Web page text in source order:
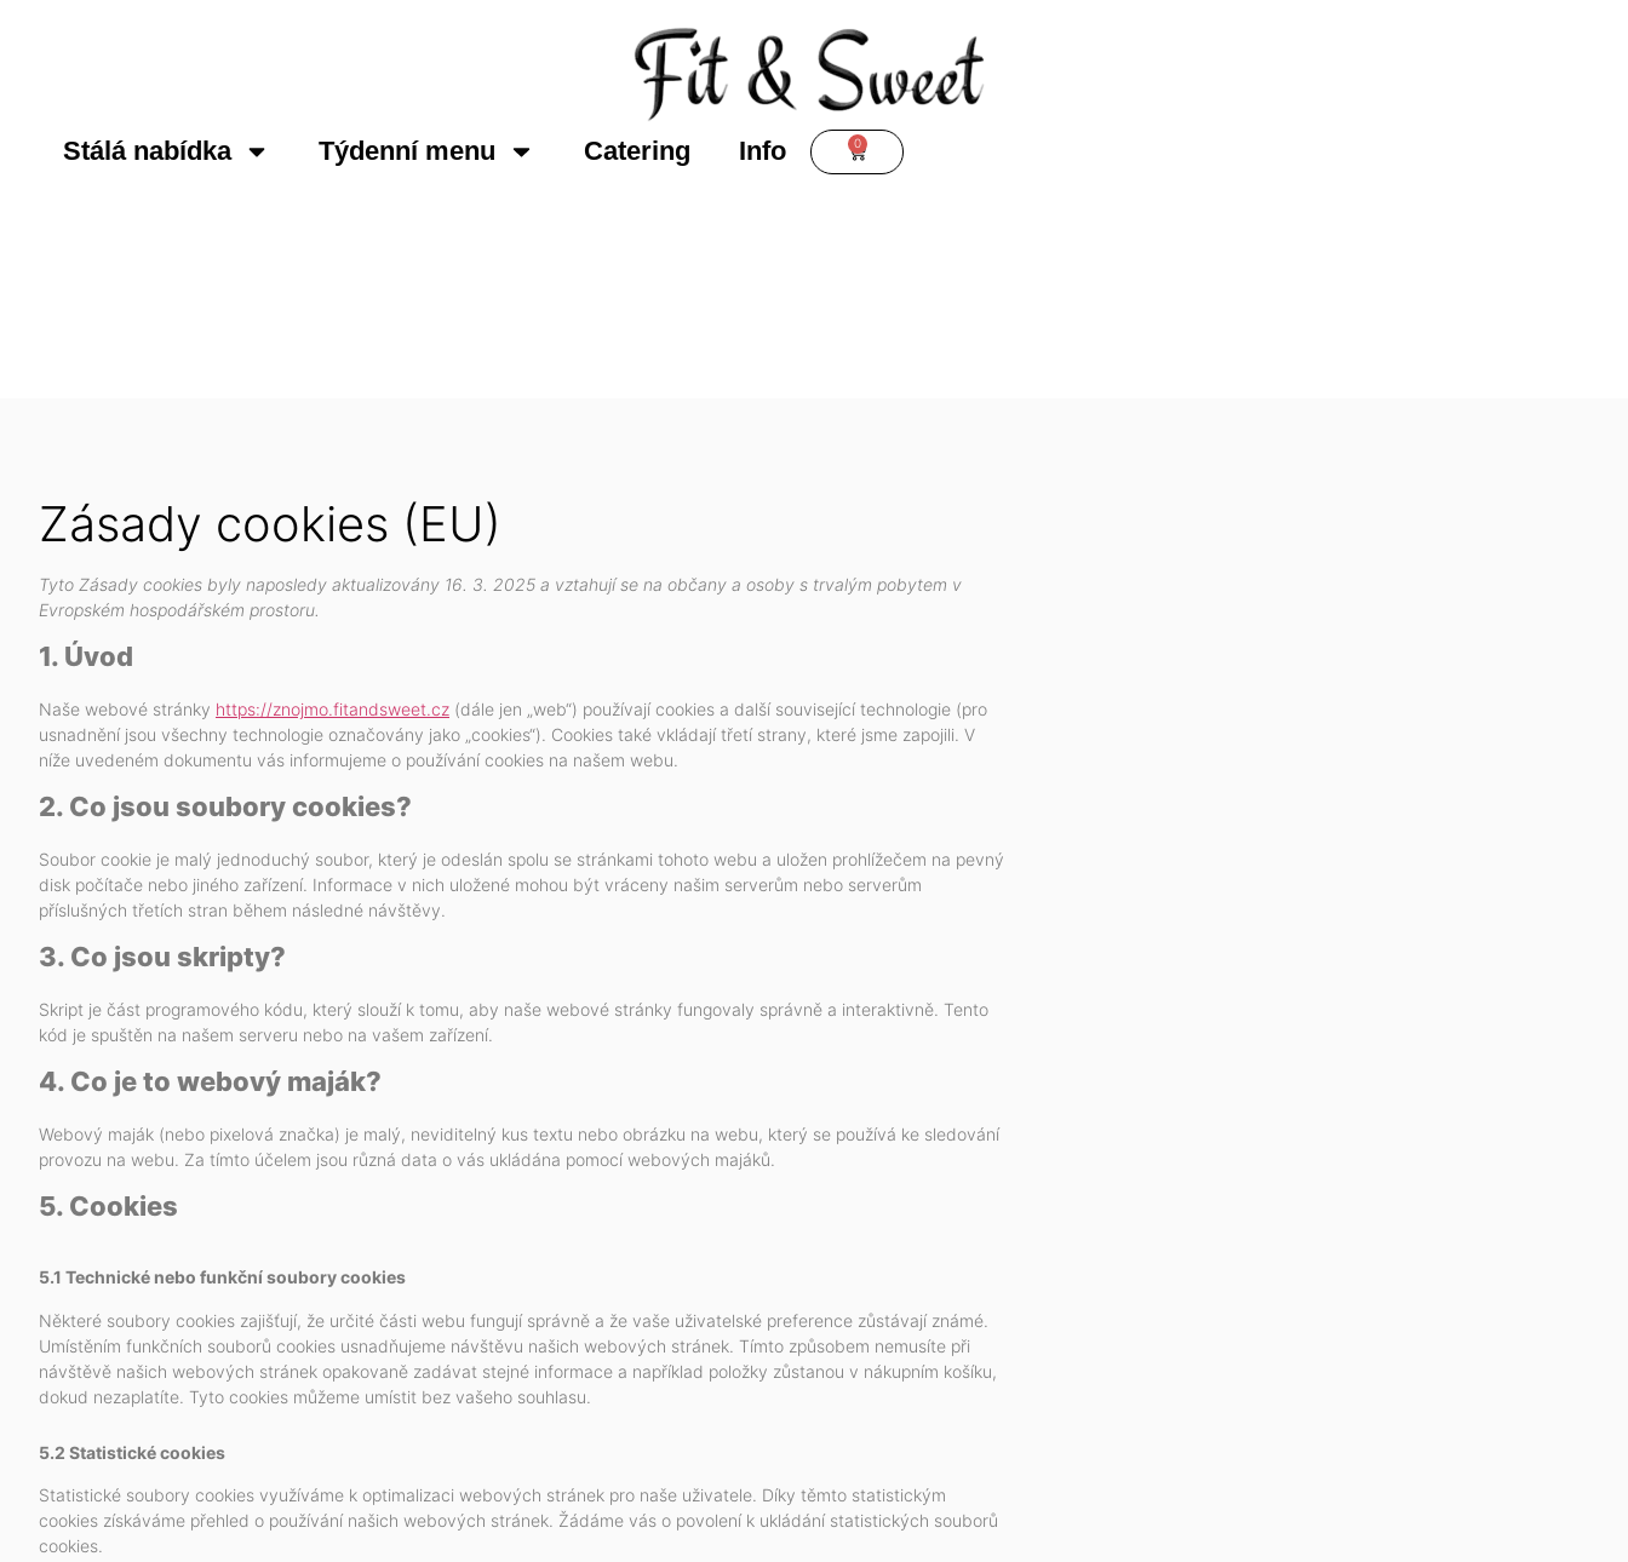
0
Stálá nabídka Týdenní menu Catering Info
Zásady cookies (EU)
Tyto Zásady cookies byly naposledy aktualizovány 16. 3. 2025 a vztahují se na občany a osoby s trvalým pobytem v
Evropském hospodářském prostoru.
1. Úvod
Naše webové stránky https://znojmo.fitandsweet.cz (dále jen „web“) používají cookies a další související technologie (pro
usnadnění jsou všechny technologie označovány jako „cookies“). Cookies také vkládají třetí strany, které jsme zapojili. V
níže uvedeném dokumentu vás informujeme o používání cookies na našem webu.
2. Co jsou soubory cookies?
Soubor cookie je malý jednoduchý soubor, který je odeslán spolu se stránkami tohoto webu a uložen prohlížečem na pevný
disk počítače nebo jiného zařízení. Informace v nich uložené mohou být vráceny našim serverům nebo serverům
příslušných třetích stran během následné návštěvy.
3. Co jsou skripty?
Skript je část programového kódu, který slouží k tomu, aby naše webové stránky fungovaly správně a interaktivně. Tento
kód je spuštěn na našem serveru nebo na vašem zařízení.
4. Co je to webový maják?
Webový maják (nebo pixelová značka) je malý, neviditelný kus textu nebo obrázku na webu, který se používá ke sledování
provozu na webu. Za tímto účelem jsou různá data o vás ukládána pomocí webových majáků.
5. Cookies
5.1 Technické nebo funkční soubory cookies
Některé soubory cookies zajišťují, že určité části webu fungují správně a že vaše uživatelské preference zůstávají známé.
Umístěním funkčních souborů cookies usnadňujeme návštěvu našich webových stránek. Tímto způsobem nemusíte při
návštěvě našich webových stránek opakovaně zadávat stejné informace a například položky zůstanou v nákupním košíku,
dokud nezaplatíte. Tyto cookies můžeme umístit bez vašeho souhlasu.
5.2 Statistické cookies
Statistické soubory cookies využíváme k optimalizaci webových stránek pro naše uživatele. Díky těmto statistickým
cookies získáváme přehled o používání našich webových stránek. Žádáme vás o povolení k ukládání statistických souborů
cookies.